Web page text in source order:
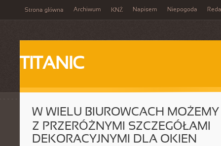
Strona główna Archiwum KNŻ Napisem Niepogoda
TITANIC
W WIELU BIUROWCACH
Z PRZERÓŻNYMI SZCZEGÓŁAMI
DEKORACYJNYMI DLA OKIEN